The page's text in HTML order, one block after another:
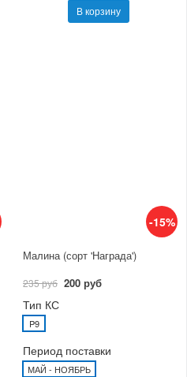
В корзину
-15%
Малина (сорт 'Награда')
235 руб 200 руб
Тип КС
P9
Период поставки
МАЙ - НОЯБРЬ